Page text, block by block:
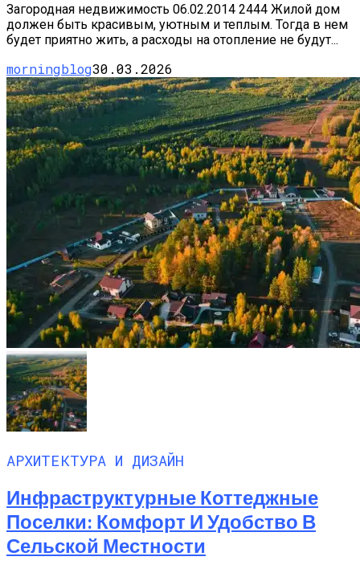
Загородная недвижимость 06.02.2014 2444 Жилой дом
должен быть красивым, уютным и теплым. Тогда в нем
будет приятно жить, а расходы на отопление не будут...
morningblog30.03.2026
АРХИТЕКТУРА И ДИЗАЙН
Инфраструктурные Коттеджные
Поселки: Комфорт И Удобство В
Сельской Местности